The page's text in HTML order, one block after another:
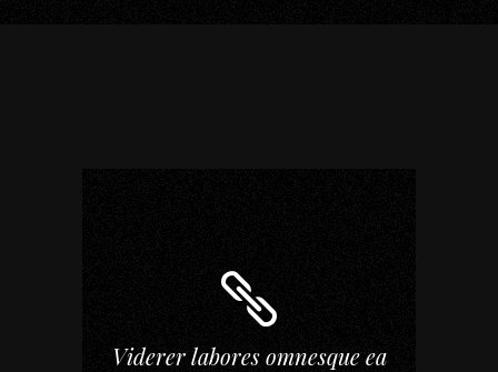
Viderer labores omnesque ea